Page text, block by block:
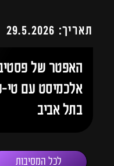
תאריך: 29.5.2026
האפטר של
אלכמיסט עם טי-
בתל אביב
לכל המסיבות